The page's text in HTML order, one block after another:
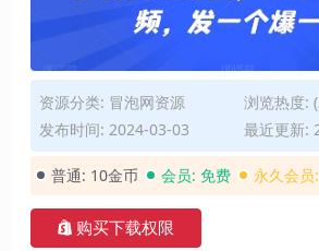
资源分类: 冒泡网资源
浏览热度:
发布时间: 2024-03-03
最近更新:
普通: 10金币 会员: 免费 永久会员:
购买下载权限